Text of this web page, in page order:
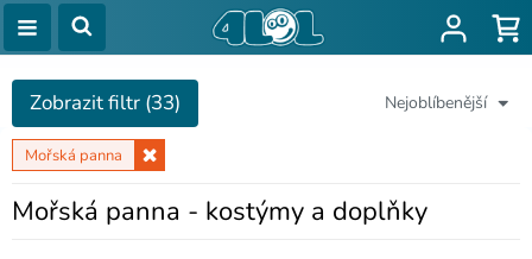
Nejoblíbenější
Zobrazit filtr (33)
Mořská panna
Mořská panna - kostýmy a doplňky